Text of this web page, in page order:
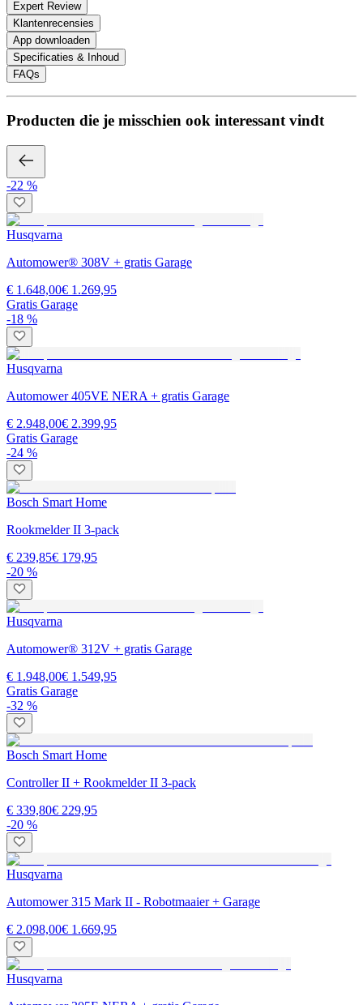
Expert Review
Klantenrecensies
App downloaden
Specificaties & Inhoud
FAQs
Producten die je misschien ook interessant vindt
-22 %
Husqvarna
Automower® 308V + gratis Garage
€ 1.648,00€ 1.269,95
Gratis Garage
-18 %
Husqvarna
Automower 405VE NERA + gratis Garage
€ 2.948,00€ 2.399,95
Gratis Garage
-24 %
Bosch Smart Home
Rookmelder II 3-pack
€ 239,85€ 179,95
-20 %
Husqvarna
Automower® 312V + gratis Garage
€ 1.948,00€ 1.549,95
Gratis Garage
-32 %
Bosch Smart Home
Controller II + Rookmelder II 3-pack
€ 339,80€ 229,95
-20 %
Husqvarna
Automower 315 Mark II - Robotmaaier + Garage
€ 2.098,00€ 1.669,95
Husqvarna